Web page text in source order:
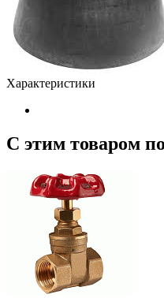
Характеристики
С этим товаром